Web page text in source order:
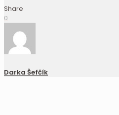
Share
0
Darka Šefčík